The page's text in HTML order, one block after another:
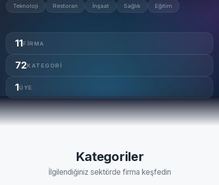
Teknoloji Restoran İnşaat Sağlık Eğitim
11FIRMA
72KATEGORI
1ÜYE
Kategoriler
İlgilendiğiniz sektörde firma keşfedin